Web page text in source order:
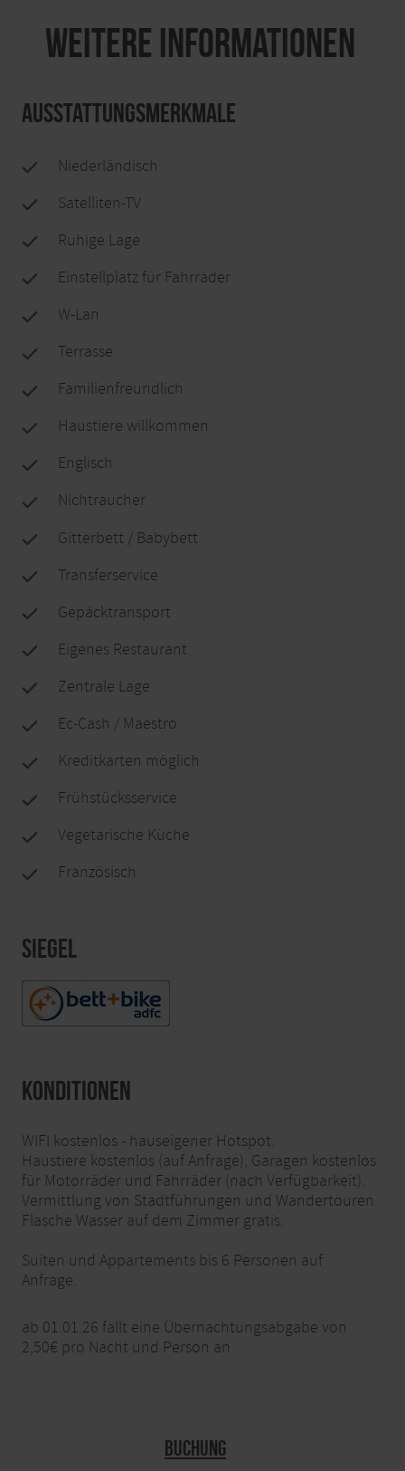
Weitere Informationen
Ausstattungsmerkmale
Niederländisch
Satelliten-TV
Ruhige Lage
Einstellplatz für Fahrräder
W-Lan
Terrasse
Familienfreundlich
Haustiere willkommen
Englisch
Nichtraucher
Gitterbett / Babybett
Transferservice
Gepäcktransport
Eigenes Restaurant
Zentrale Lage
Ec-Cash / Maestro
Kreditkarten möglich
Frühstücksservice
Vegetarische Küche
Französisch
Siegel
Konditionen
WIFI kostenlos - hauseigener Hotspot.
Haustiere kostenlos (auf Anfrage), Garagen kostenlos
für Motorräder und Fahrräder (nach Verfügbarkeit).
Vermittlung von Stadtführungen und Wandertouren.
Flasche Wasser auf dem Zimmer gratis.
Suiten und Appartements bis 6 Personen auf
Anfrage.
ab 01.01.26 fällt eine Übernachtungsabgabe von
2,50€ pro Nacht und Person an
Buchung